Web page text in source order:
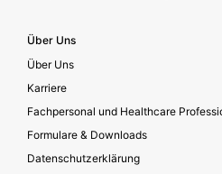
Über Uns
Über Uns
Karriere
Fachpersonal und Healthcare
Formulare & Downloads
Datenschutzerklärung